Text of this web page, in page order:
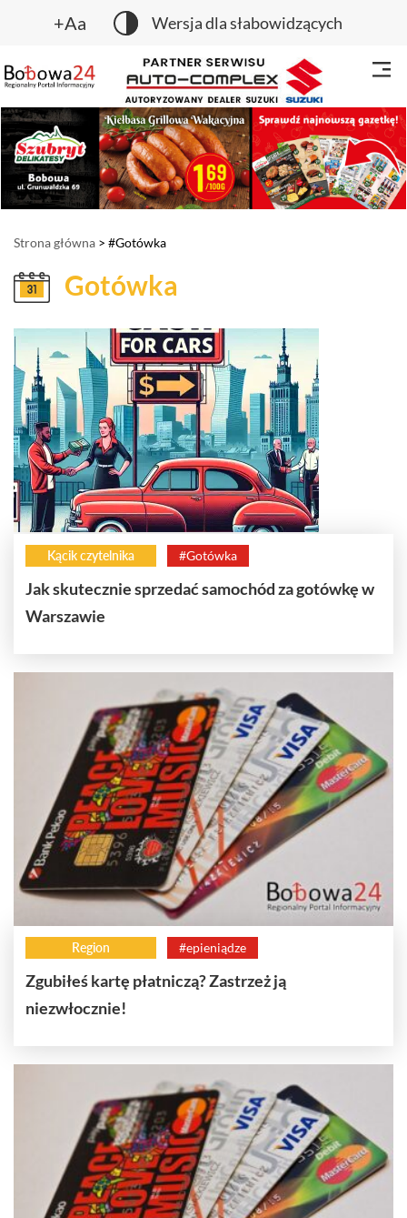
+Aa Wersja dla słabowidzących
Strona główna > #Gotówka
Gotówka
Kącik czytelnika #Gotówka
Jak skutecznie sprzedać samochód za gotówkę w
Warszawie
Region #epieniądze
Zgubiłeś kartę płatniczą? Zastrzeż ją
niezwłocznie!